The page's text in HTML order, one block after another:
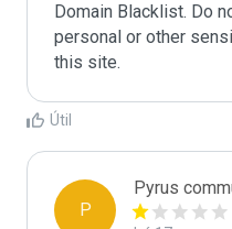
Domain Blacklist. Do
personal or other
this site.
Útil
P
Pyrus